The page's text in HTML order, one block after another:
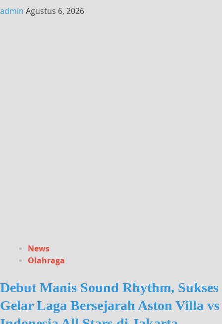
admin Agustus 6, 2026
News
Olahraga
Debut Manis Sound Rhythm, Sukses
Gelar Laga Bersejarah Aston Villa vs